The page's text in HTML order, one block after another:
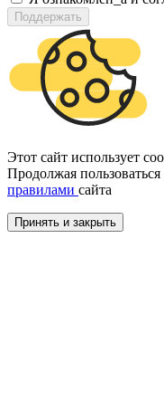
Поддержать
Этот сайт использует
Продолжая
правилами сайта
Принять и закрыть